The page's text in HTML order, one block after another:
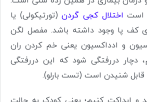
است اختلال کجی گردن(تورتیکولی) یا
کف پا وجود داشته باشد. مفصل لگن
و ادداکسیون یعنی خم کردن ران
دچار دررفتگی شود که این دررفتگی
شنیدن است (تست بارلو).